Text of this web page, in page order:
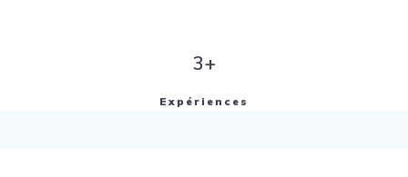
3+
Expériences